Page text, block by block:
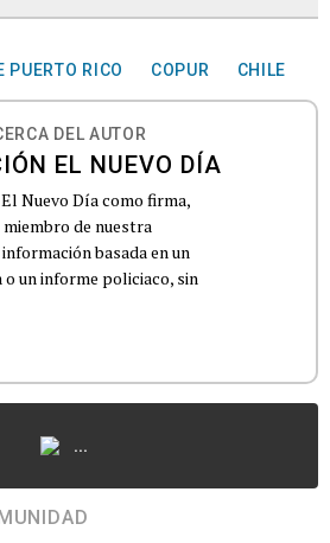
PUERTO RICO COPUR CHILE
DEL AUTOR
EL NUEVO DÍA
Nuevo Día como firma,
de nuestra
basada en un
un informe policiaco, sin
...